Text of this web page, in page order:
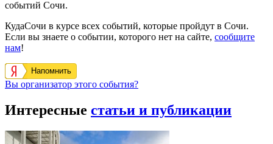
событий Сочи.
КудаСочи в курсе всех событий, которые пройдут в Сочи.
Если вы знаете о событии, которого нет на сайте, сообщите
нам!
Напомнить
Вы организатор этого события?
Интересные статьи и публикации